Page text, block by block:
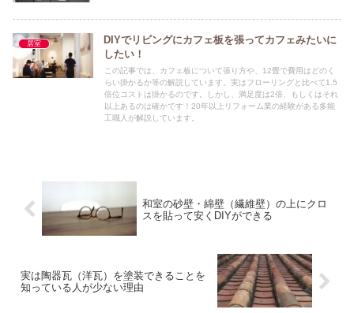
居室
DIYでリビングにカフェ板を張ってカフェみたいに
したい！
この記事では、カフェ板について張り方や、12畳で費用はどのく
らい掛かるか等の解説しています。実はフローリングと比べて1.5
倍位コストは掛かるのです。しかし、満足度は2倍、もしくはそれ
以上あるのは確かです！20年以上リフォーム業の経験がある多能
工職人が解説しています。
和室の砂壁・綿壁（繊維壁）の上にクロ
スを貼って安くDIYができる
実は陶器瓦（洋瓦）を塗装できることを
知っている人が少ない理由